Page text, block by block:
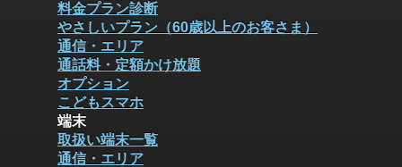
料金プラン診断
やさしいプラン（60歳以上のお客さま）
通信・エリア
通話料・定額かけ放題
オプション
こどもスマホ
端末
取扱い端末一覧
通信・エリア